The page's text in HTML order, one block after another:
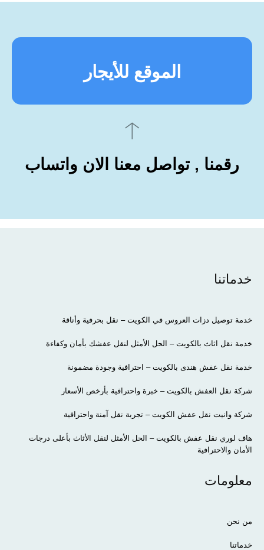
الموقع للأيجار
رقمنا , تواصل معنا الان واتساب
خدماتنا
خدمة توصيل دزات العروس في الكويت – نقل بحرفية وأناقة
خدمة نقل اثاث بالكويت – الحل الأمثل لنقل عفشك بأمان وكفاءة
خدمة نقل عفش هندى بالكويت – احترافية وجودة مضمونة
شركة نقل العفش بالكويت – خبرة واحترافية بأرخص الأسعار
شركة وانيت نقل عفش الكويت – تجربة نقل آمنة واحترافية
هاف لوري نقل عفش بالكويت – الحل الأمثل لنقل الأثاث بأعلى درجات
الأمان والاحترافية
معلومات
من نحن
خدماتنا